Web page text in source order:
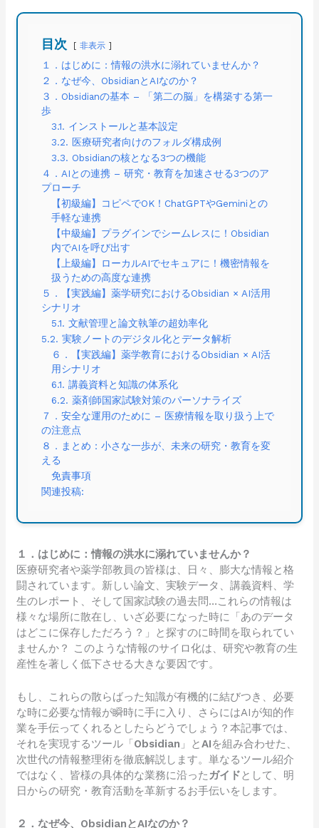
目次 非表示
１．はじめに：情報の洪水に溺れていませんか？
２．なぜ今、ObsidianとAIなのか？
３．Obsidianの基本 – 「第二の脳」を構築する第一
歩
3.1. インストールと基本設定
3.2. 医療研究者向けのフォルダ構成例
3.3. Obsidianの核となる3つの機能
４．AIとの連携 – 研究・教育を加速させる3つのア
プローチ
【初級編】コピペでOK！ChatGPTやGeminiとの
手軽な連携
【中級編】プラグインでシームレスに！Obsidian
内でAIを呼び出す
【上級編】ローカルAIでセキュアに！機密情報を
扱うための高度な連携
５．【実践編】薬学研究におけるObsidian × AI活用
シナリオ
5.1. 文献管理と論文執筆の超効率化
5.2. 実験ノートのデジタル化とデータ解析
６．【実践編】薬学教育におけるObsidian × AI活
用シナリオ
6.1. 講義資料と知識の体系化
6.2. 薬剤師国家試験対策のパーソナライズ
７．安全な運用のために – 医療情報を取り扱う上で
の注意点
８．まとめ：小さな一歩が、未来の研究・教育を変
える
免責事項
関連投稿:
１．はじめに：情報の洪水に溺れていませんか？
医療研究者や薬学部教員の皆様は、日々、膨大な情報と格
闘されています。新しい論文、実験データ、講義資料、学
生のレポート、そして国家試験の過去問…これらの情報は
様々な場所に散在し、いざ必要になった時に「あのデータ
はどこに保存しただろう？」と探すのに時間を取られてい
ませんか？ このような情報のサイロ化は、研究や教育の生
産性を著しく低下させる大きな要因です。
もし、これらの散らばった知識が有機的に結びつき、必要
な時に必要な情報が瞬時に手に入り、さらにはAIが知的作
業を手伝ってくれるとしたらどうでしょう？本記事では、
それを実現するツール「Obsidian 」とAIを組み合わせた、
次世代の情報整理術を徹底解説します。単なるツール紹介
ではなく、皆様の具体的な業務に沿った ガイドとして、明
日からの研究・教育活動を革新するお手伝いをします。
２．なぜ今、ObsidianとAIなのか？